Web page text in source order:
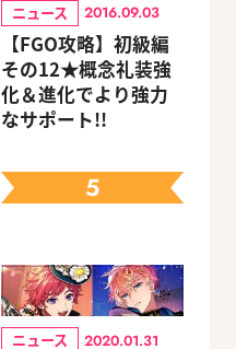
ニュース 2016.09.03
【FGO攻略】初級編
その12★概念礼装強
化＆進化でより強力
なサポート!!
5
ニュース 2020.01.31